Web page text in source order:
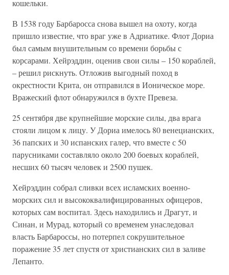
кошельки.
В 1538 году Барбаросса снова вышел на охоту, когда
пришло известие, что враг уже в Адриатике. Флот Дориа
был самым внушительным со времени борьбы с
корсарами. Хейрэддин, оценив свои силы – 150 кораблей,
– решил рискнуть. Отложив выгодный поход в
окрестности Крита, он отправился в Ионическое море.
Вражеский флот обнаружился в бухте Превеза.
25 сентября две крупнейшие морские силы, два врага
стояли лицом к лицу. У Дориа имелось 80 венецианских,
36 папских и 30 испанских галер, что вместе с 50
парусниками составляло около 200 боевых кораблей,
несших 60 тысяч человек и 2500 пушек.
Хейрэддин собрал сливки всех исламских военно-
морских сил и высококвалифицированных офицеров,
которых сам воспитал. Здесь находились и Драгут, и
Синан, и Мурад, который со временем унаследовал
власть Барбароссы, но потерпел сокрушительное
поражение 35 лет спустя от христианских сил в заливе
Лепанто.